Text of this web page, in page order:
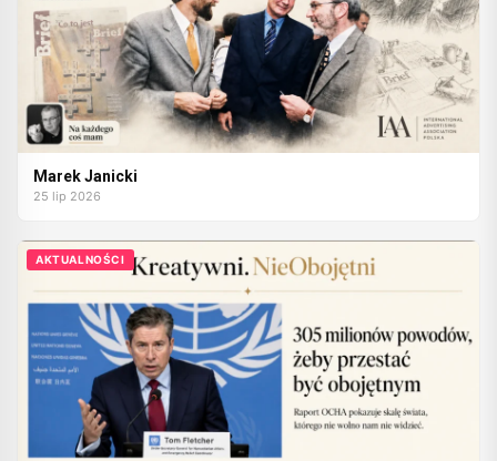
Marek Janicki
25 lip 2026
AKTUALNOŚCI